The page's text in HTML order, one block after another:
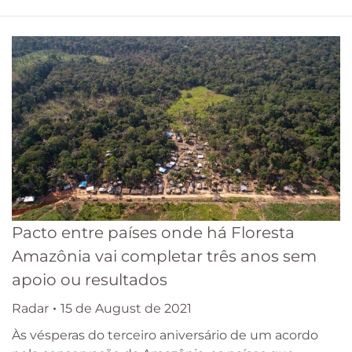
Pacto entre países onde há Floresta
Amazônia vai completar três anos sem
apoio ou resultados
Radar
15 de August de 2021
Às vésperas do terceiro aniversário de um acordo